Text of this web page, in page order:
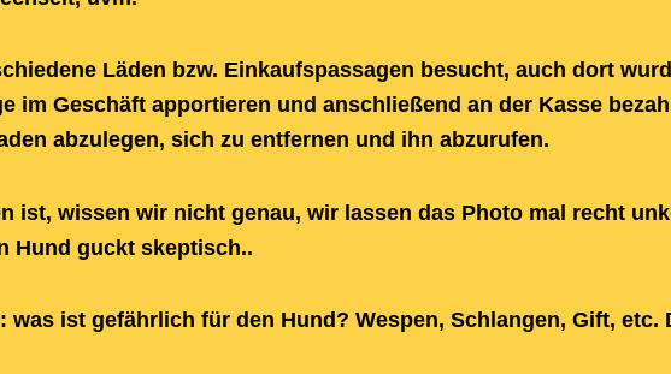
Läden bzw. Einkaufspassagen besucht, auch dort
im Geschäft apportieren und anschließend an der Kasse
abzulegen, sich zu entfernen und ihn abzurufen.
ist, wissen wir nicht genau, wir lassen das Photo mal recht
Hund guckt skeptisch..
ist gefährlich für den Hund? Wespen, Schlangen, Gift, etc.